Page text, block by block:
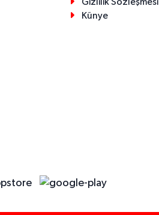
Gizlilik Sözleşmesi
Künye